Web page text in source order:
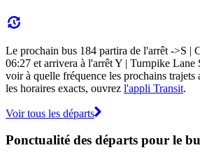
Le prochain bus 184 partira de l'arrêt ->S |
06:27 et arrivera à l'arrêt Y | Turnpike Lane
voir à quelle fréquence les prochains trajets
les horaires exacts, ouvrez l'appli Transit.
Voir tous les départs
Ponctualité des départs pour le